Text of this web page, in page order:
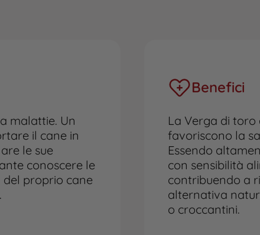
malattie. Un
il cane in
le sue
conoscere le
del proprio cane
Benefici
La Verga di toro
favoriscono la
Essendo
con sensibilità
contribuendo a
alternativa
o croccantini.